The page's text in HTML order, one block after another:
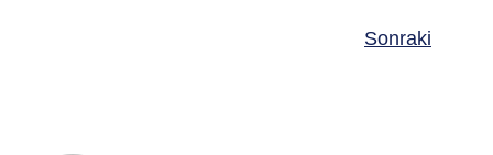
Sonraki